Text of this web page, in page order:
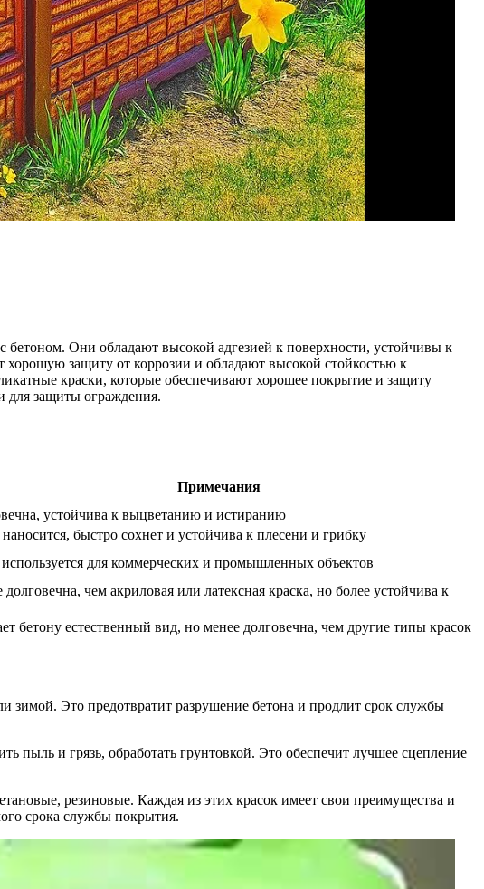
бетоном. Они обладают высокой адгезией к поверхности, устойчивы к
защиту от коррозии и обладают высокой стойкостью к
краски, которые обеспечивают хорошее покрытие и защиту
для защиты ограждения.
Примечания
устойчива к выцветанию и истиранию
быстро сохнет и устойчива к плесени и грибку
для коммерческих и промышленных объектов
чем акриловая или латексная краска, но более устойчива к
бетону естественный вид, но менее долговечна, чем другие типы красок
Это предотвратит разрушение бетона и продлит срок службы
пыль и грязь, обработать грунтовкой. Это обеспечит лучшее сцепление
резиновые. Каждая из этих красок имеет свои преимущества и
срока службы покрытия.